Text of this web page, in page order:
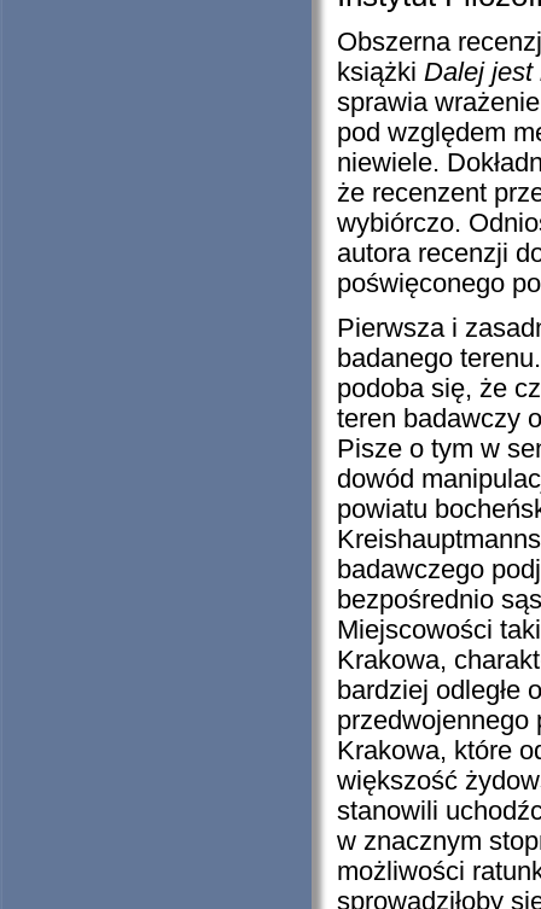
Obszerna
książki Dalej jest
sprawia
pod względem
niewiele.
że recenzent
wybiórczo.
autora recenzji
poświęconego
Pierwsza i
badanego
podoba się, że
teren badawczy
Pisze o tym w
dowód
powiatu
badawczego
bezpośrednio
Miejscowości
Krakowa,
bardziej odległe
przedwojennego
Krakowa, które
większość
stanowili
w znacznym
możliwości
sprowadziłoby